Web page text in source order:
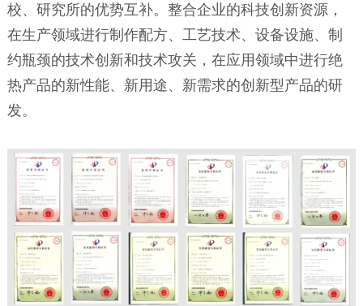
校、研究所的优势互补。整合企业的科技创新资源，
在生产领域进行制作配方、工艺技术、设备设施、制
约瓶颈的技术创新和技术攻关，在应用领域中进行绝
热产品的新性能、新用途、新需求的创新型产品的研
发。